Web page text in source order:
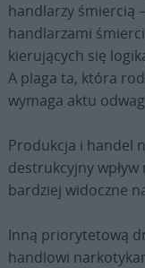
handlarzy śmiercią
handlarzami
kierujących się
A plaga ta, która
wymaga aktu
Produkcja i handel
destrukcyjny
bardziej widoczne
Inną priorytetową
handlowi